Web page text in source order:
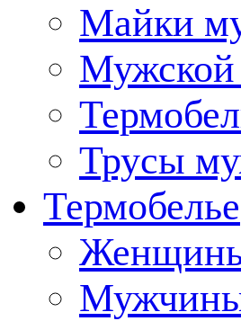
Майки
Мужской
Трусы
Термобелье